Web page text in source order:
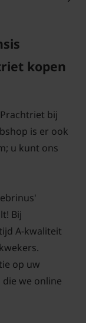
15 cm
Zebragras
goed te
'Zebrinus'
dor maar
deze toch
die in de
voorjaar
kopen
bij
is er ook
u kunt ons
Bij
A-kwaliteit
op uw
we online